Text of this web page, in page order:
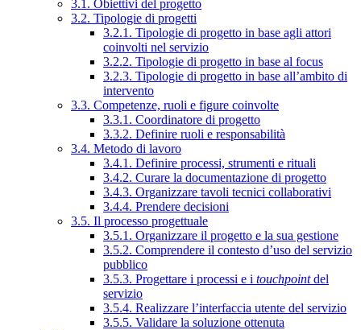
3.1. Obiettivi del progetto
3.2. Tipologie di progetti
3.2.1. Tipologie di progetto in base agli attori
coinvolti nel servizio
3.2.2. Tipologie di progetto in base al focus
3.2.3. Tipologie di progetto in base all’ambito di
intervento
3.3. Competenze, ruoli e figure coinvolte
3.3.1. Coordinatore di progetto
3.3.2. Definire ruoli e responsabilità
3.4. Metodo di lavoro
3.4.1. Definire processi, strumenti e rituali
3.4.2. Curare la documentazione di progetto
3.4.3. Organizzare tavoli tecnici collaborativi
3.4.4. Prendere decisioni
3.5. Il processo progettuale
3.5.1. Organizzare il progetto e la sua gestione
3.5.2. Comprendere il contesto d’uso del servizio
pubblico
3.5.3. Progettare i processi e i touchpointdel
servizio
3.5.4. Realizzare l’interfaccia utente del servizio
3.5.5. Validare la soluzione ottenuta